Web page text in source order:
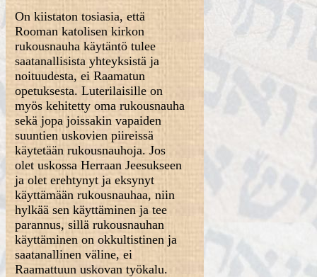
On kiistaton tosiasia, että
Rooman katolisen kirkon
rukousnauha käytäntö tulee
saatanallisista yhteyksistä ja
noituudesta, ei Raamatun
opetuksesta. Luterilaisille on
myös kehitetty oma rukousnauha
sekä jopa joissakin vapaiden
suuntien uskovien piireissä
käytetään rukousnauhoja. Jos
olet uskossa Herraan Jeesukseen
ja olet erehtynyt ja eksynyt
käyttämään rukousnauhaa, niin
hylkää sen käyttäminen ja tee
parannus, sillä rukousnauhan
käyttäminen on okkultistinen ja
saatanallinen väline, ei
Raamattuun uskovan työkalu.